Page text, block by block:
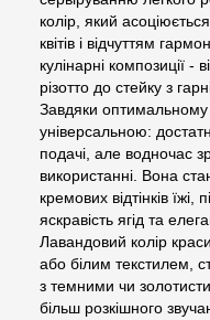
колір, який
квітів і відчуттям
кулінарні композиції -
різотто до стейку з
Завдяки оптимальному
універсальною:
подачі, але водночас
використанні. Вона
кремових відтінків їжі,
яскравість ягід та
Лавандовий колір
або білим текстилем,
з темними чи
більш розкішного